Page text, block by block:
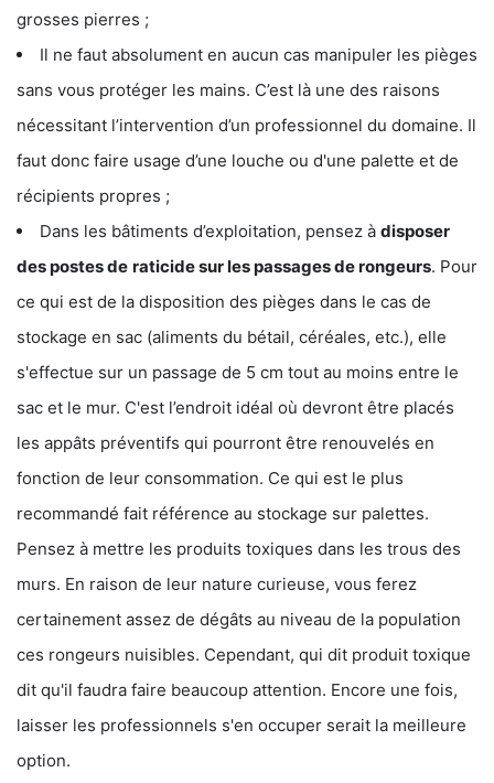
grosses pierres ;
Il ne faut absolument en aucun cas manipuler les pièges
sans vous protéger les mains. C’est là une des raisons
nécessitant l’intervention d’un professionnel du domaine. Il
faut donc faire usage d’une louche ou d'une palette et de
récipients propres ;
Dans les bâtiments d’exploitation, pensez à disposer
des postes de raticide sur les passages de rongeurs. Pour
ce qui est de la disposition des pièges dans le cas de
stockage en sac (aliments du bétail, céréales, etc.), elle
s'effectue sur un passage de 5 cm tout au moins entre le
sac et le mur. C'est l’endroit idéal où devront être placés
les appâts préventifs qui pourront être renouvelés en
fonction de leur consommation. Ce qui est le plus
recommandé fait référence au stockage sur palettes.
Pensez à mettre les produits toxiques dans les trous des
murs. En raison de leur nature curieuse, vous ferez
certainement assez de dégâts au niveau de la population
ces rongeurs nuisibles. Cependant, qui dit produit toxique
dit qu'il faudra faire beaucoup attention. Encore une fois,
laisser les professionnels s'en occuper serait la meilleure
option.